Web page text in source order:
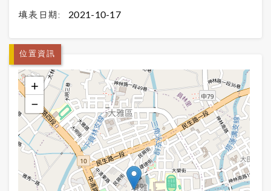
填表日期: 2021-10-17
位置資訊
+
−